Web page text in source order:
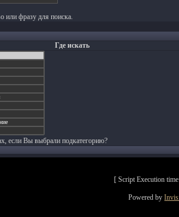
или фразу для поиска.
Где искать
если Вы выбрали подкатегорию?
[ Script Execution
Powered by